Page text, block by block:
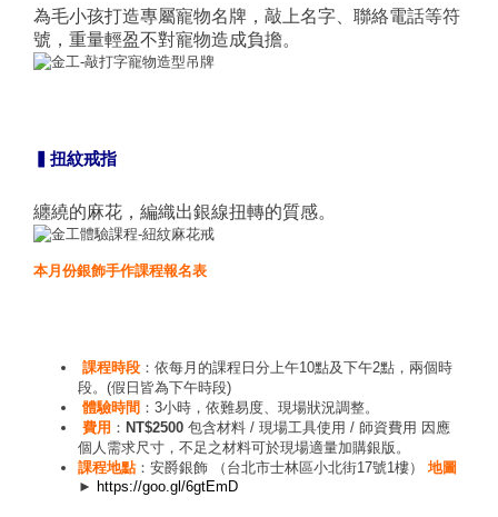
為毛小孩打造專屬寵物名牌，敲上名字、聯絡電話等符
號，重量輕盈不對寵物造成負擔。
▍扭紋戒指
纏繞的麻花，編織出銀線扭轉的質感。
本月份銀飾手作課程報名表
課程時段 ：依每月的課程日分上午10點及下午2點，兩個時
段。(假日皆為下午時段)
體驗時間 ：3小時，依難易度、現場狀況調整。
費用 ： NT$2500 包含材料 / 現場工具使用 / 師資費用 因應
個人需求尺寸，不足之材料可於現場適量加購銀版。
課程地點 ：安爵銀飾 （台北市士林區小北街17號1樓）地圖
► https://goo.gl/6gtEmD